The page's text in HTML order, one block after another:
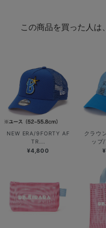
この商品を買った人は
NEW ERA/9FORTY AF
TR...
¥4,800
クラウ
ップ